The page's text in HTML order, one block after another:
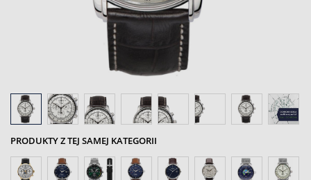
PRODUKTY Z TEJ SAMEJ KATEGORII